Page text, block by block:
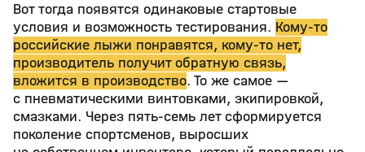
Вот тогда появятся одинаковые стартовые
условия и возможность тестирования. Кому-то
российские лыжи понравятся, кому-то нет,
производитель получит обратную связь,
вложится в производство. То же самое —
с пневматическими винтовками, экипировкой,
смазками. Через пять-семь лет сформируется
поколение спортсменов, выросших